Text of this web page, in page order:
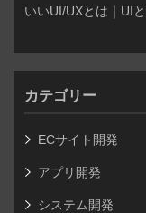
いいUI/UXとは｜UI
カテゴリー
ECサイト開発
アプリ開発
システム開発